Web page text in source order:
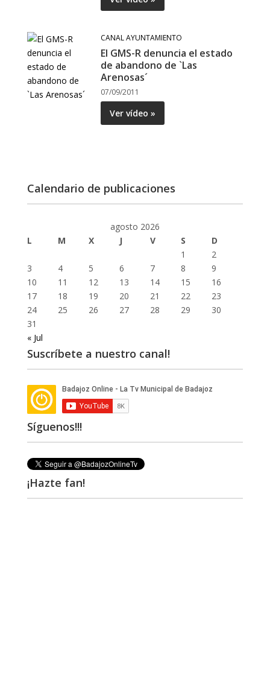
CANAL AYUNTAMIENTO
El GMS-R denuncia el estado
de abandono de `Las
Arenosas´
07/09/2011
Ver vídeo »
Calendario de publicaciones
agosto 2026
L
M X J V S
D
1
2
3
4 5 6 7 8
9
10
11 12 13 14 15
16
17
18 19 20 21 22
23
24
25 26 27 28 29
30
31
« Jul
Suscríbete a nuestro canal!
Síguenos!!!
¡Hazte fan!